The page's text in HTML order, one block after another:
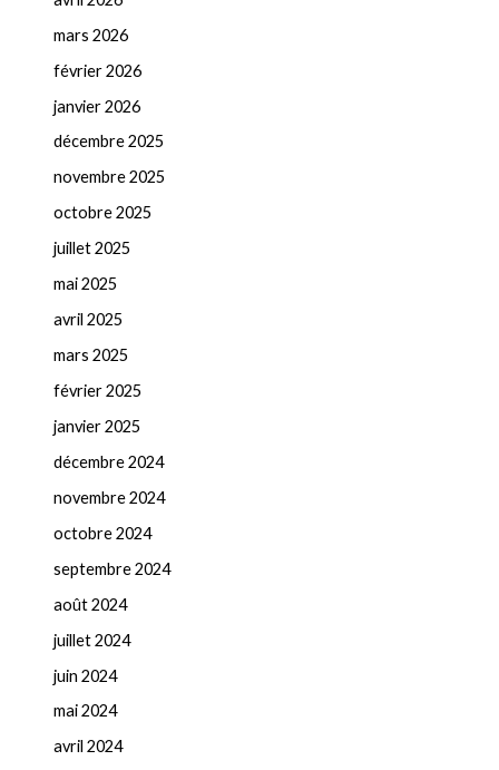
mars 2026
février 2026
janvier 2026
décembre 2025
novembre 2025
octobre 2025
juillet 2025
mai 2025
avril 2025
mars 2025
février 2025
janvier 2025
décembre 2024
novembre 2024
octobre 2024
septembre 2024
août 2024
juillet 2024
juin 2024
mai 2024
avril 2024